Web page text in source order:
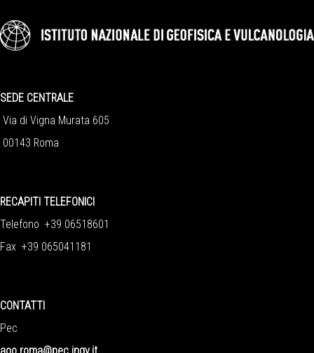
SEDE CENTRALE
Via di Vigna Murata 605
00143 Roma
RECAPITI TELEFONICI
Telefono +39 06518601
Fax +39 065041181
CONTATTI
Pec